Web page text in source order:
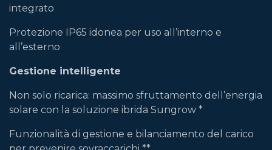
integrato
Protezione IP65 idonea per uso all’interno e
all’esterno
Gestione intelligente
Non solo ricarica: massimo sfruttamento dell’energia
solare con la soluzione ibrida Sungrow *
Funzionalità di gestione e bilanciamento del carico